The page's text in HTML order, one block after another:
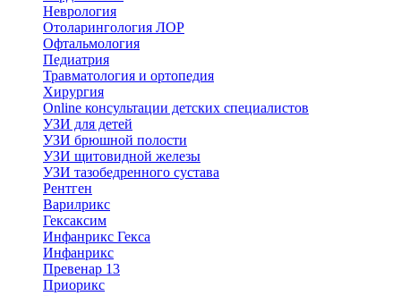
Неврология
Отоларингология ЛОР
Офтальмология
Педиатрия
Травматология и ортопедия
Хирургия
Online консультации детских специалистов
УЗИ для детей
УЗИ брюшной полости
УЗИ щитовидной железы
УЗИ тазобедренного сустава
Рентген
Варилрикс
Гексаксим
Инфанрикс Гекса
Инфанрикс
Превенар 13
Приорикс